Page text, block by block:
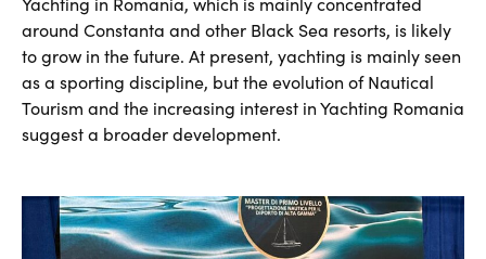
around Constanta and other Black Sea resorts, is likely
to grow in the future. At present, yachting is mainly seen
as a sporting discipline, but the evolution of Nautical
Tourism and the increasing interest in Yachting Romania
suggest a broader development.